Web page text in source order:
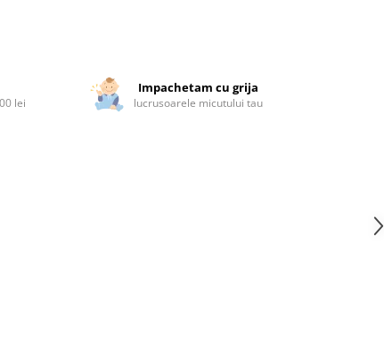
lei
Impachetam cu grija
lucrusoarele micutului tau